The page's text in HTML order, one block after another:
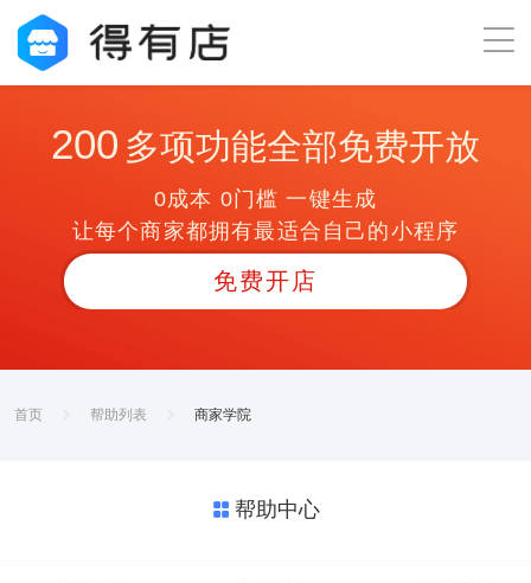
200 多项功能全部免费开放
0成本 0门槛 一键生成
让每个商家都拥有最适合自己的小程序
免费开店
首页 帮助列表 商家学院
帮助中心